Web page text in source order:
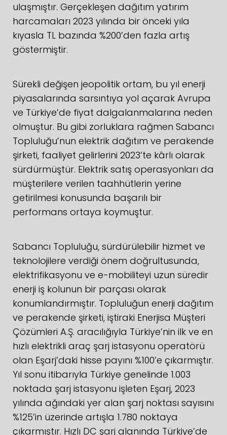
ulaşmıştır. Gerçekleşen dağıtım yatırım
harcamaları 2023 yılında bir önceki yıla
kıyasla TL bazında %200’den fazla artış
göstermiştir.
Sürekli değişen jeopolitik ortam, bu yıl enerji
piyasalarında sarsıntıya yol açarak Avrupa
ve Türkiye’de fiyat dalgalanmalarına neden
olmuştur. Bu gibi zorluklara rağmen Sabancı
Topluluğu’nun elektrik dağıtım ve perakende
şirketi, faaliyet gelirlerini 2023’te kârlı olarak
sürdürmüştür. Elektrik satış operasyonları da
müşterilere verilen taahhütlerin yerine
getirilmesi konusunda başarılı bir
performans ortaya koymuştur.
Sabancı Topluluğu, sürdürülebilir hizmet ve
teknolojilere verdiği önem doğrultusunda,
elektrifikasyonu ve e-mobiliteyi uzun süredir
enerji iş kolunun bir parçası olarak
konumlandırmıştır. Topluluğun enerji dağıtım
ve perakende şirketi, iştiraki Enerjisa Müşteri
Çözümleri A.Ş. aracılığıyla Türkiye’nin ilk ve en
hızlı elektrikli araç şarj istasyonu operatörü
olan Eşarj’daki hisse payını %100’e çıkarmıştır.
Yıl sonu itibarıyla Türkiye genelinde 1.003
noktada şarj istasyonu işleten Eşarj, 2023
yılında ağındaki yer alan şarj noktası sayısını
%125’in üzerinde artışla 1.780 noktaya
çıkarmıştır. Hızlı DC şarj alanında Türkiye’de